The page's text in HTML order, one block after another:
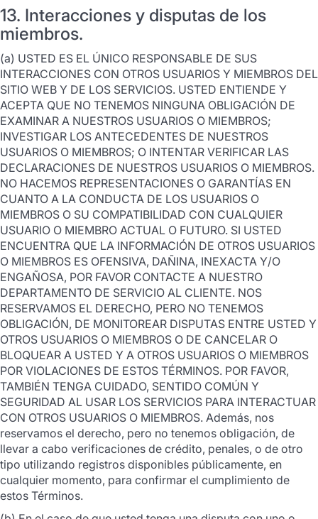
13. Interacciones y disputas de los
miembros.
(a) USTED ES EL ÚNICO RESPONSABLE DE SUS
INTERACCIONES CON OTROS USUARIOS Y MIEMBROS DEL
SITIO WEB Y DE LOS SERVICIOS. USTED ENTIENDE Y
ACEPTA QUE NO TENEMOS NINGUNA OBLIGACIÓN DE
EXAMINAR A NUESTROS USUARIOS O MIEMBROS;
INVESTIGAR LOS ANTECEDENTES DE NUESTROS
USUARIOS O MIEMBROS; O INTENTAR VERIFICAR LAS
DECLARACIONES DE NUESTROS USUARIOS O MIEMBROS.
NO HACEMOS REPRESENTACIONES O GARANTÍAS EN
CUANTO A LA CONDUCTA DE LOS USUARIOS O
MIEMBROS O SU COMPATIBILIDAD CON CUALQUIER
USUARIO O MIEMBRO ACTUAL O FUTURO. SI USTED
ENCUENTRA QUE LA INFORMACIÓN DE OTROS USUARIOS
O MIEMBROS ES OFENSIVA, DAÑINA, INEXACTA Y/O
ENGAÑOSA, POR FAVOR CONTACTE A NUESTRO
DEPARTAMENTO DE SERVICIO AL CLIENTE. NOS
RESERVAMOS EL DERECHO, PERO NO TENEMOS
OBLIGACIÓN, DE MONITOREAR DISPUTAS ENTRE USTED Y
OTROS USUARIOS O MIEMBROS O DE CANCELAR O
BLOQUEAR A USTED Y A OTROS USUARIOS O MIEMBROS
POR VIOLACIONES DE ESTOS TÉRMINOS. POR FAVOR,
TAMBIÉN TENGA CUIDADO, SENTIDO COMÚN Y
SEGURIDAD AL USAR LOS SERVICIOS PARA INTERACTUAR
CON OTROS USUARIOS O MIEMBROS. Además, nos
reservamos el derecho, pero no tenemos obligación, de
llevar a cabo verificaciones de crédito, penales, o de otro
tipo utilizando registros disponibles públicamente, en
cualquier momento, para confirmar el cumplimiento de
estos Términos.